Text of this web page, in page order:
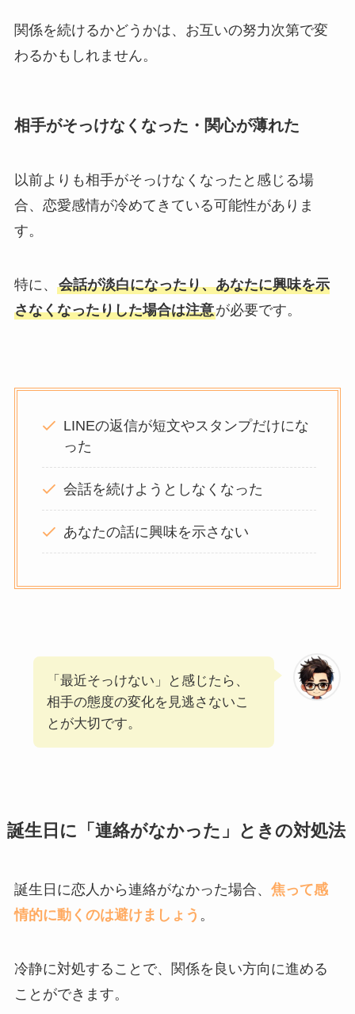
関係を続けるかどうかは、お互いの努力次第で変
わるかもしれません。
相手がそっけなくなった・関心が薄れた
以前よりも相手がそっけなくなったと感じる場
合、恋愛感情が冷めてきている可能性がありま
す。
特に、 会話が淡白になったり、あなたに興味を示
さなくなったりした場合は注意が必要です。
LINEの返信が短文やスタンプだけにな
った
会話を続けようとしなくなった
あなたの話に興味を示さない
「最近そっけない」と感じたら、
相手の態度の変化を見逃さないこ
とが大切です。
誕生日に「連絡がなかった」ときの対処法
誕生日に恋人から連絡がなかった場合、 焦って感
情的に動くのは避けましょう 。
冷静に対処することで、関係を良い方向に進める
ことができます。